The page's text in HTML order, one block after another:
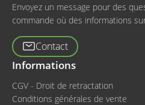
Envoyez un message pour des
commande où des informations
Contact
Informations
CGV - Droit de retractation
Conditions générales de vente